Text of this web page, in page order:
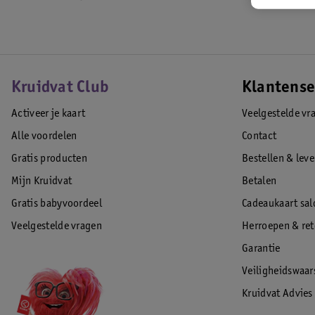
Kruidvat Club
Activeer je kaart
Alle voordelen
Gratis producten
Mijn Kruidvat
Gratis babyvoordeel
Veelgestelde vragen
Veelgestelde
Contact
Bestellen &
Betalen
Cadeaukaart
Herroepen &
Garantie
Kruidvat Advies